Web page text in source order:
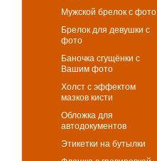
Мужской брелок с фото
Брелок для девушки с
фото
Баночка сгущёнки с
Вашим фото
Холст с эффектом
мазков кисти
Обложка для
автодокументов
Этикетки на бутылки